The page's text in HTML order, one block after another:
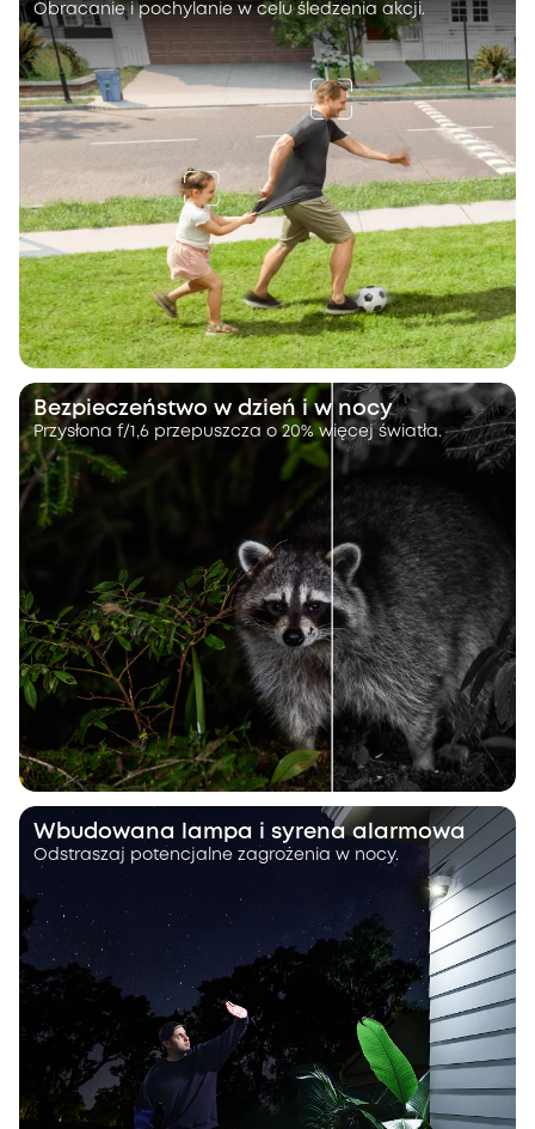
Obracanie i pochylanie w celu śledzenia akcji.
Bezpieczeństwo w dzień i w nocy
Przysłona f/1,6 przepuszcza o 20% więcej światła.
Wbudowana lampa i syrena alarmowa
Odstraszaj potencjalne zagrożenia w nocy.